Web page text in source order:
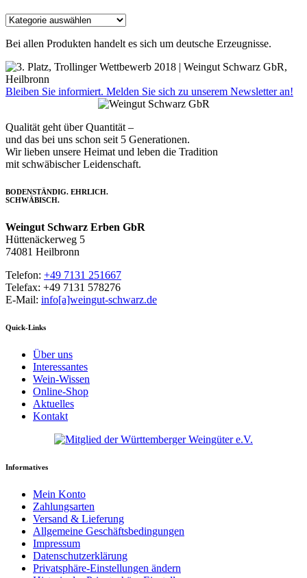
Bei allen Produkten handelt es sich um deutsche Erzeugnisse.
Bleiben Sie informiert. Melden Sie sich zu unserem Newsletter an!
Qualität geht über Quantität –
und das bei uns schon seit 5 Generationen.
Wir lieben unsere Heimat und leben die Tradition
mit schwäbischer Leidenschaft.
BODENSTÄNDIG. EHRLICH.
SCHWÄBISCH.
Weingut Schwarz Erben GbR
Hüttenäckerweg 5
74081 Heilbronn
Telefon: +49 7131 251667
Telefax: +49 7131 578276
E-Mail: info[a]weingut-schwarz.de
Quick-Links
Über uns
Interessantes
Wein-Wissen
Online-Shop
Aktuelles
Kontakt
Informatives
Mein Konto
Zahlungsarten
Versand & Lieferung
Allgemeine Geschäftsbedingungen
Impressum
Datenschutzerklärung
Privatsphäre-Einstellungen ändern